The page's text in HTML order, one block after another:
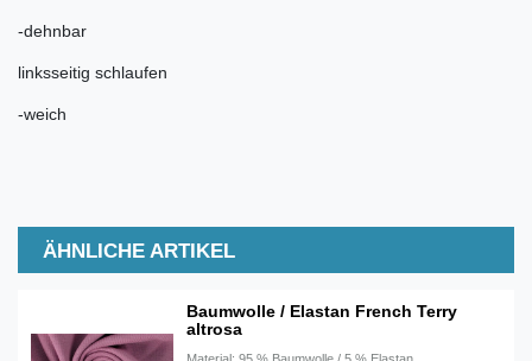
-dehnbar
linksseitig schlaufen
-weich
ÄHNLICHE ARTIKEL
Baumwolle / Elastan French Terry
altrosa